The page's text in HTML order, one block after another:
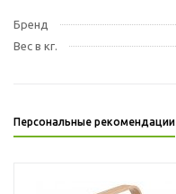
Бренд
Вес в кг.
Персональные рекомендации